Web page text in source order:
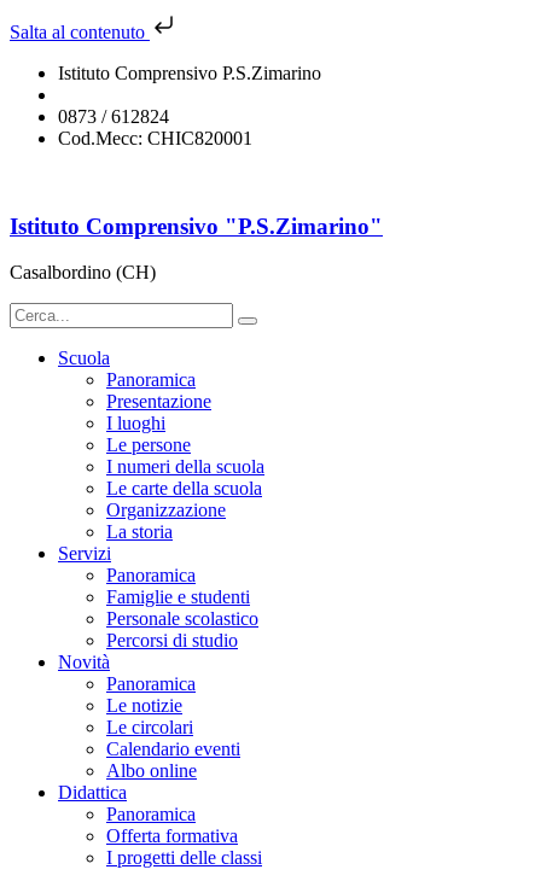
Salta al contenuto
Istituto Comprensivo P.S.Zimarino
0873 / 612824
Cod.Mecc: CHIC820001
Istituto Comprensivo "P.S.Zimarino"
Casalbordino (CH)
Scuola
Panoramica
Presentazione
I luoghi
Le persone
I numeri della scuola
Le carte della scuola
Organizzazione
La storia
Servizi
Panoramica
Famiglie e studenti
Personale scolastico
Percorsi di studio
Novità
Panoramica
Le notizie
Le circolari
Calendario eventi
Albo online
Didattica
Panoramica
Offerta formativa
I progetti delle classi